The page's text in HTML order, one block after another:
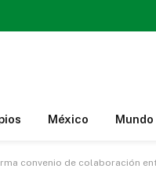
México Mundo
convenio de colaboración